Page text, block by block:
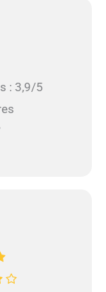
: 3,9/5